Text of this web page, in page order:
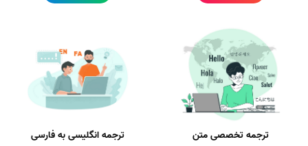
ترجمه تخصصی متن ترجمه انگلیسی به فارسی